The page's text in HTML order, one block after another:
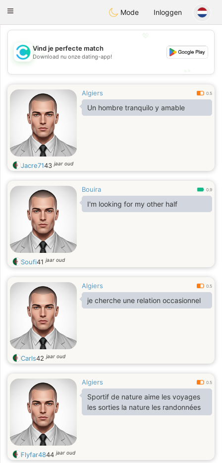
olombiaCitas
Toggle
Mode Inloggen
💖
💕
Vind je perfecte match
Download nu onze dating-app!
Algiers 0.5
Un hombre tranquilo y amable
Jacre7143jaar oud
Bouira 0.9
I'm looking for my other half
Soufi41jaar oud
Algiers 0.5
je cherche une relation occasionnel
Carls42jaar oud
Algiers 0.5
Sportif de nature aime les voyages
les sorties la nature les randonnées
Flyfar4844jaar oud